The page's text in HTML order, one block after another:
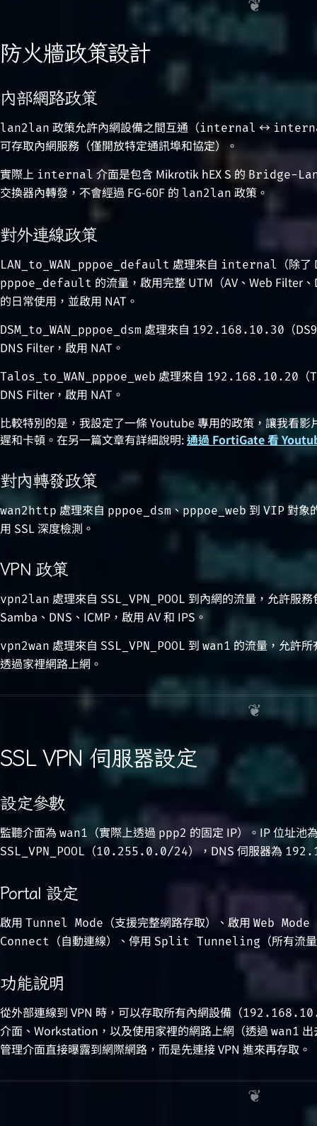
防火牆政策設計
內部網路政策
lan2lan 政策允許內網設備之間互通（internal ↔
可存取內網服務（僅開放特定通訊埠和協定）。
實際上 internal 介面是包含 Mikrotik hEX S 的 Bridge-
交換器內轉發，不會經過 FG-60F 的 lan2lan 政策。
對外連線政策
LAN_to_WAN_pppoe_default 處理來自 internal （除
pppoe_default 的流量，啟用完整 UTM（AV、Web Filter
的日常使用，並啟用 NAT。
DSM_to_WAN_pppoe_dsm 處理來自 192.168.10.30 （
DNS Filter，啟用 NAT。
Talos_to_WAN_pppoe_web 處理來自 192.168.10.20
DNS Filter，啟用 NAT。
比較特別的是，我設定了一條 Youtube 專用的政策，讓我看
遲和卡頓。在另一篇文章有詳細說明:通過 FortiGate 看
對內轉發政策
wan2http 處理來自 pppoe_dsm、pppoe_web 到 VIP 對象
用 SSL 深度檢測。
VPN 政策
vpn2lan 處理來自 SSL_VPN_POOL 到內網的流量，允許服
Samba、DNS、ICMP，啟用 AV 和 IPS。
vpn2wan 處理來自 SSL_VPN_POOL 到 wan1 的流量，允許
透過家裡網路上網。
SSL VPN 伺服器設定
設定參數
監聽介面為 wan1 （實際上透過 ppp2 的固定 IP）。IP 位址池
SSL_VPN_POOL （10.255.0.0/24），DNS 伺服器為
Portal 設定
啟用 Tunnel Mode （支援完整網路存取）、啟用Web Mode
Connect （自動連線）、停用 Split Tunneling （所有流
功能說明
從外部連線到 VPN 時，可以存取所有內網設備（
介面、Workstation，以及使用家裡的網路上網（透過 wan1
管理介面直接曝露到網際網路，而是先連接 VPN 進來再存取。